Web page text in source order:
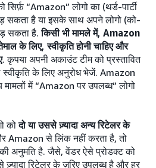
“Amazon” लोगो का (थर्ड-पार्टी
सकता है या इसके साथ अपने लोगो (को-
सकता है.किसी भी मामले में, Amazon
के लिए, स्वीकृति होनी चाहिए और
. कृपया अपनी अकाउंट टीम को प्रस्तावित
के लिए अनुरोध भेजें. Amazon
में “Amazon पर उपलब्ध” लोगो
कोदो या उससे ज़्यादा अन्य रिटेलर के
Amazon से लिंक नहीं करता है, तो
अनुमति है. जैसे, वेंडर ऐसे प्रोडक्ट को
रिटेलर के ज़रिए उपलब्ध है और हर